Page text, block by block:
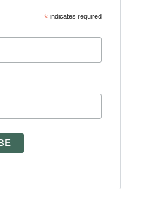
*indicates required